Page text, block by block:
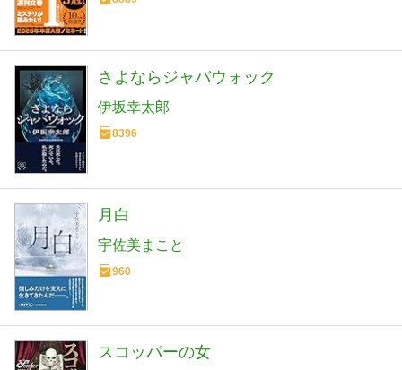
さよならジャバウォック
伊坂幸太郎
8396
月白
宇佐美まこと
960
スコッパーの女